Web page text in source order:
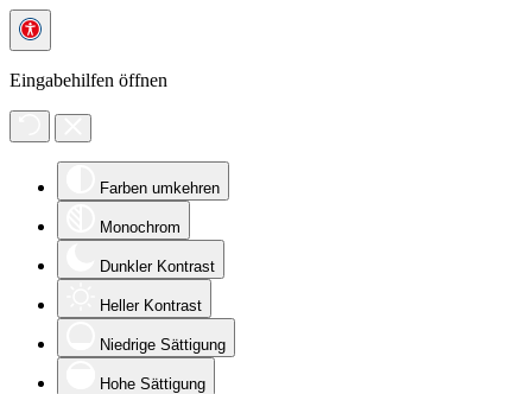
Eingabehilfen öffnen
Farben umkehren
Monochrom
Dunkler Kontrast
Heller Kontrast
Niedrige Sättigung
Hohe Sättigung